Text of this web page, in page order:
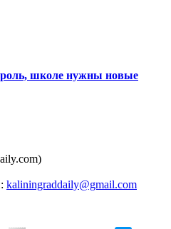
школе нужны новые
kaliningraddaily@gmail.com